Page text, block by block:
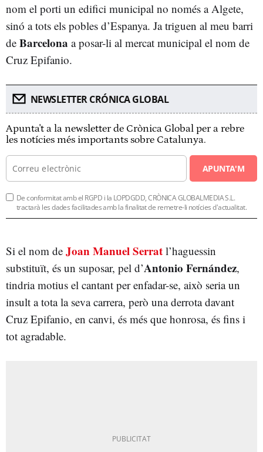
nom el porti un edifici municipal no només a Algete,
sinó a tots els pobles d’Espanya. Ja triguen al meu barri
de Barcelona a posar-li al mercat municipal el nom de
Cruz Epifanio.
NEWSLETTER CRÓNICA GLOBAL
Apunta't a la newsletter de Crònica Global per a rebre
les notícies més importants sobre Catalunya.
APUNTA'M
De conformitat amb el RGPD i la LOPDGDD, CRÒNICA GLOBALMEDIA S.L.
tractarà les dades facilitades amb la finalitat de remetre-li notícies d'actualitat.
Si el nom de Joan Manuel Serrat l’haguessin
substituït, és un suposar, pel d’Antonio Fernández,
tindria motius el cantant per enfadar-se, això seria un
insult a tota la seva carrera, però una derrota davant
Cruz Epifanio, en canvi, és més que honrosa, és fins i
tot agradable.